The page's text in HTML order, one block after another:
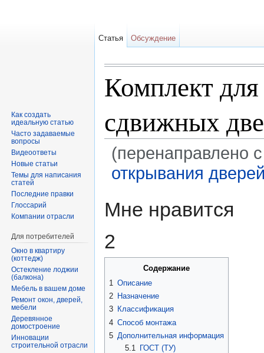
Комплект
сдвижных
(перенаправлено
открывания
Мне нравится
2
Содержание
1 Описание
2 Назначение
3 Классификация
4 Способ монтажа
5 Дополнительная информация
5.1
ГОСТ (ТУ)
Статья Обсуждение
Как создать
идеальную статью
Часто задаваемые
вопросы
Видеоответы
Новые статьи
Темы для написания
статей
Последние правки
Глоссарий
Компании отрасли
Для потребителей
Окно в квартиру
(коттедж)
Остекление лоджии
(балкона)
Мебель в вашем доме
Ремонт окон, дверей,
мебели
Деревянное
домостроение
Инновации
строительной отрасли